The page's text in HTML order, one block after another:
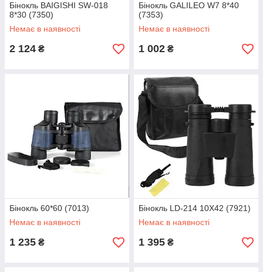
Бінокль BAIGISHI SW-018
8*30 (7350)
Немає в наявності
2 124 ₴
Бінокль GALILEO W7 8*40
(7353)
Немає в наявності
1 002 ₴
Бінокль 60*60 (7013)
Немає в наявності
1 235 ₴
Бінокль LD-214 10X42 (7921)
Немає в наявності
1 395 ₴